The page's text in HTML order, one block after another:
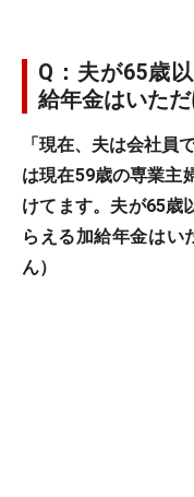
Q：夫が65歳
給年金はいた
「現在、夫は会社員
は現在59歳の専業主
けてます。夫が65歳
らえる加給年金はい
ん）